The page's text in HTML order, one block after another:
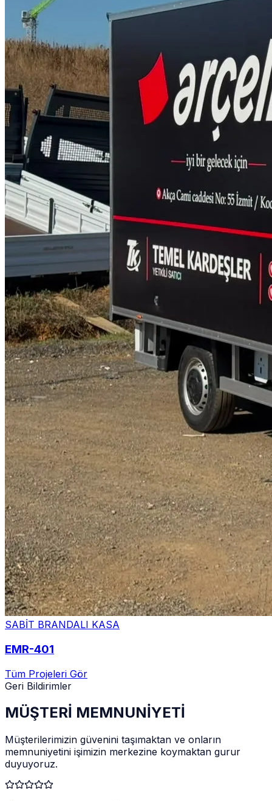
SABİT BRANDALI KASA
EMR-401
Tüm Projeleri Gör
Geri Bildirimler
MÜŞTERİ MEMNUNİYETİ
Müşterilerimizin güvenini taşımaktan ve onların
memnuniyetini işimizin merkezine koymaktan gurur
duyuyoruz.